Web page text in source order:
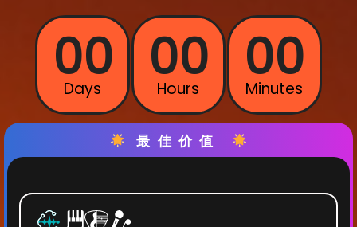
00
Days 00
Hours 00
Minutes
最佳价值